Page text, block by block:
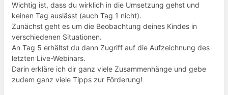
Wichtig ist, dass du wirklich in die Umsetzung gehst und
keinen Tag auslässt (auch Tag 1 nicht).
Zunächst geht es um die Beobachtung deines Kindes in
verschiedenen Situationen.
An Tag 5 erhältst du dann Zugriff auf die Aufzeichnung des
letzten Live-Webinars.
Darin erkläre ich dir ganz viele Zusammenhänge und gebe
zudem ganz viele Tipps zur Förderung!